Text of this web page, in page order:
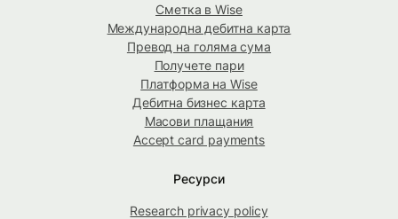
Сметка в Wise
Международна дебитна карта
Превод на голяма сума
Получете пари
Платформа на Wise
Дебитна бизнес карта
Масови плащания
Accept card payments
Ресурси
Research privacy policy